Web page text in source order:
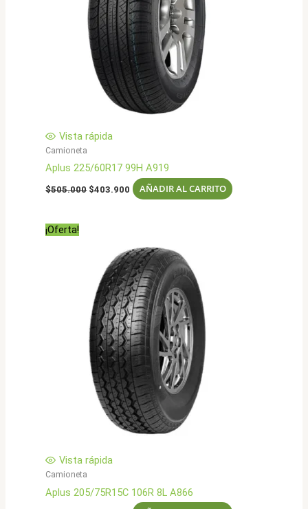
Vista rápida
Camioneta
Aplus 225/60R17 99H A919
$505.000 El
$403.900 El
precio
AÑADIR AL CARRITO
¡Oferta!
Vista rápida
Camioneta
Aplus 205/75R15C 106R 8L A866